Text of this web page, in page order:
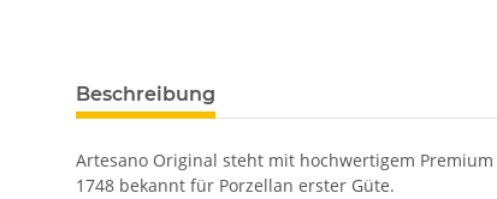
Beschreibung
Artesano Original steht mit hochwertigem
1748 bekannt für Porzellan erster Güte.